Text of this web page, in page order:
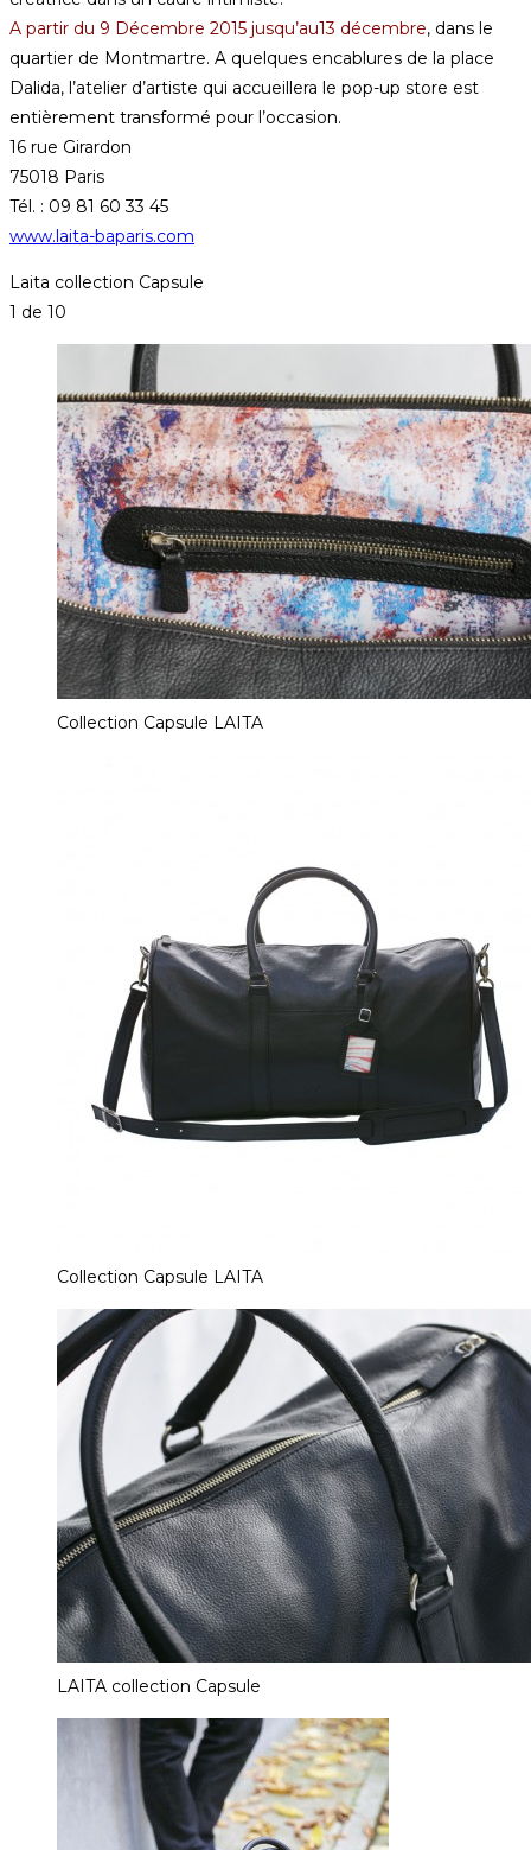
A partir du 9 Décembre 2015 jusqu’au13 décembre, dans le
quartier de Montmartre. A quelques encablures de la place
Dalida, l’atelier d’artiste qui accueillera le pop-up store est
entièrement transformé pour l’occasion.
16 rue Girardon
75018 Paris
Tél. : 09 81 60 33 45
www.laita-baparis.com
Laita collection Capsule
1 de 10
Collection Capsule LAITA
Collection Capsule LAITA
LAITA collection Capsule